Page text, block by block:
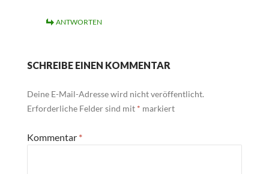
ANTWORTEN
SCHREIBE EINEN KOMMENTAR
Deine E-Mail-Adresse wird nicht veröffentlicht.
Erforderliche Felder sind mit * markiert
Kommentar *